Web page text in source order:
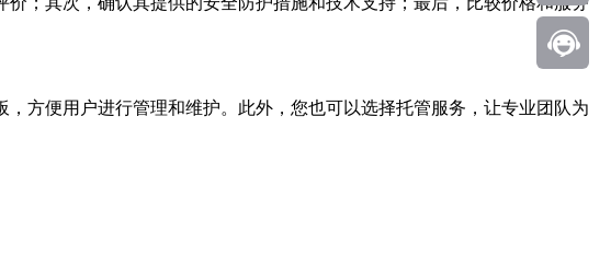
方便用户进行管理和维护。此外，您也可以选择托管服务，让专业团队为